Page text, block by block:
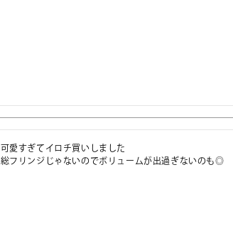
可愛すぎてイロチ買いしました
総フリンジじゃないのでボリュームが出過ぎないのも◎